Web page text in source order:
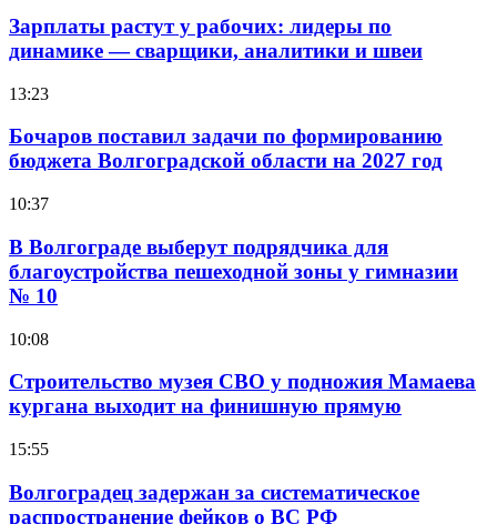
Зарплаты растут у рабочих: лидеры по
динамике — сварщики, аналитики и швеи
13:23
Бочаров поставил задачи по формированию
бюджета Волгоградской области на 2027 год
10:37
В Волгограде выберут подрядчика для
благоустройства пешеходной зоны у гимназии
№ 10
10:08
Строительство музея СВО у подножия Мамаева
кургана выходит на финишную прямую
15:55
Волгоградец задержан за систематическое
распространение фейков о ВС РФ